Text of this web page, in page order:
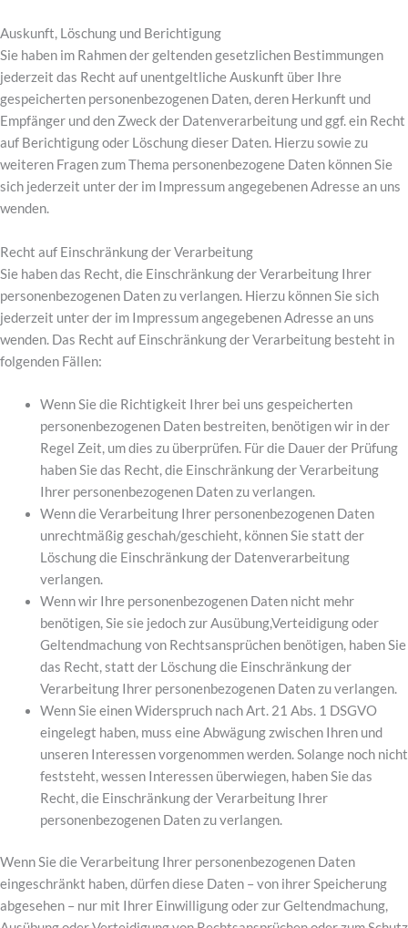
Auskunft, Löschung und Berichtigung
Sie haben im Rahmen der geltenden gesetzlichen Bestimmungen
jederzeit das Recht auf unentgeltliche Auskunft über Ihre
gespeicherten personenbezogenen Daten, deren Herkunft und
Empfänger und den Zweck der Datenverarbeitung und ggf. ein Recht
auf Berichtigung oder Löschung dieser Daten. Hierzu sowie zu
weiteren Fragen zum Thema personenbezogene Daten können Sie
sich jederzeit unter der im Impressum angegebenen Adresse an uns
wenden.
Recht auf Einschränkung der Verarbeitung
Sie haben das Recht, die Einschränkung der Verarbeitung Ihrer
personenbezogenen Daten zu verlangen. Hierzu können Sie sich
jederzeit unter der im Impressum angegebenen Adresse an uns
wenden. Das Recht auf Einschränkung der Verarbeitung besteht in
folgenden Fällen:
Wenn Sie die Richtigkeit Ihrer bei uns gespeicherten
personenbezogenen Daten bestreiten, benötigen wir in der
Regel Zeit, um dies zu überprüfen. Für die Dauer der Prüfung
haben Sie das Recht, die Einschränkung der Verarbeitung
Ihrer personenbezogenen Daten zu verlangen.
Wenn die Verarbeitung Ihrer personenbezogenen Daten
unrechtmäßig geschah/geschieht, können Sie statt der
Löschung die Einschränkung der Datenverarbeitung
verlangen.
Wenn wir Ihre personenbezogenen Daten nicht mehr
benötigen, Sie sie jedoch zur Ausübung,Verteidigung oder
Geltendmachung von Rechtsansprüchen benötigen, haben Sie
das Recht, statt der Löschung die Einschränkung der
Verarbeitung Ihrer personenbezogenen Daten zu verlangen.
Wenn Sie einen Widerspruch nach Art. 21 Abs. 1 DSGVO
eingelegt haben, muss eine Abwägung zwischen Ihren und
unseren Interessen vorgenommen werden. Solange noch nicht
feststeht, wessen Interessen überwiegen, haben Sie das
Recht, die Einschränkung der Verarbeitung Ihrer
personenbezogenen Daten zu verlangen.
Wenn Sie die Verarbeitung Ihrer personenbezogenen Daten
eingeschränkt haben, dürfen diese Daten – von ihrer Speicherung
abgesehen – nur mit Ihrer Einwilligung oder zur Geltendmachung,